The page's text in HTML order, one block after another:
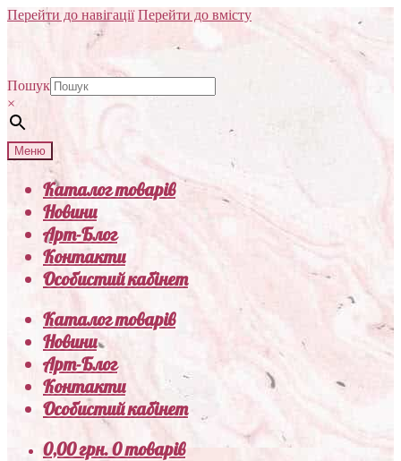
Перейти до навігації Перейти до вмісту
Пошук
×
Меню
Каталог товарів
Новини
Арт-Блог
Контакти
Особистий кабінет
Каталог товарів
Новини
Арт-Блог
Контакти
Особистий кабінет
0,00грн.0 товарів